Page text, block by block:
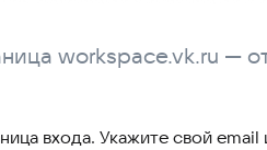
workspace.vk.ru —
входа. Укажите свой